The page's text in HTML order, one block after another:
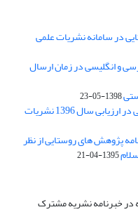
در سامانه نشریات علمی
و انگلیسی در زمان ارسال
1398-05-23
کسب رتبه A فصلنامه پژوهش های روستایی در ارزیابی سال 1396 نشریات
پژوهش های روستایی از نظر
1395-04-21
در خبرنامه نشریه مشترک